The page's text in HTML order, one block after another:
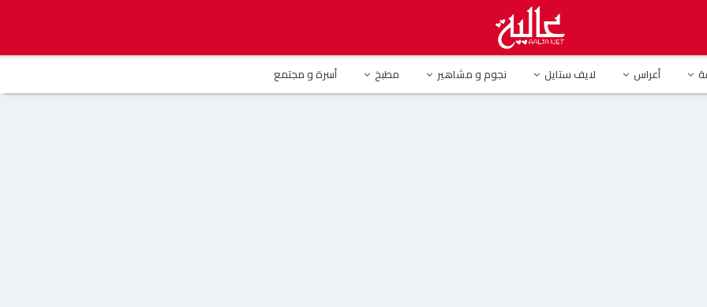
أعراس لايف ستايل نجوم و مشاهير مطبخ أسرة و مجتمع
جريئة بالأخضر رفقة أطفالها في أحدث ظهور لها